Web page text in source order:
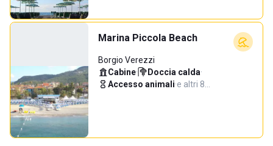
Marina Piccola Beach
Borgio Verezzi
Cabine· Doccia calda·
Accesso animali·e altri 8…